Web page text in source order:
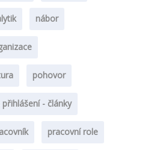
nábor
pohovor
přihlášení - články
pracovní role